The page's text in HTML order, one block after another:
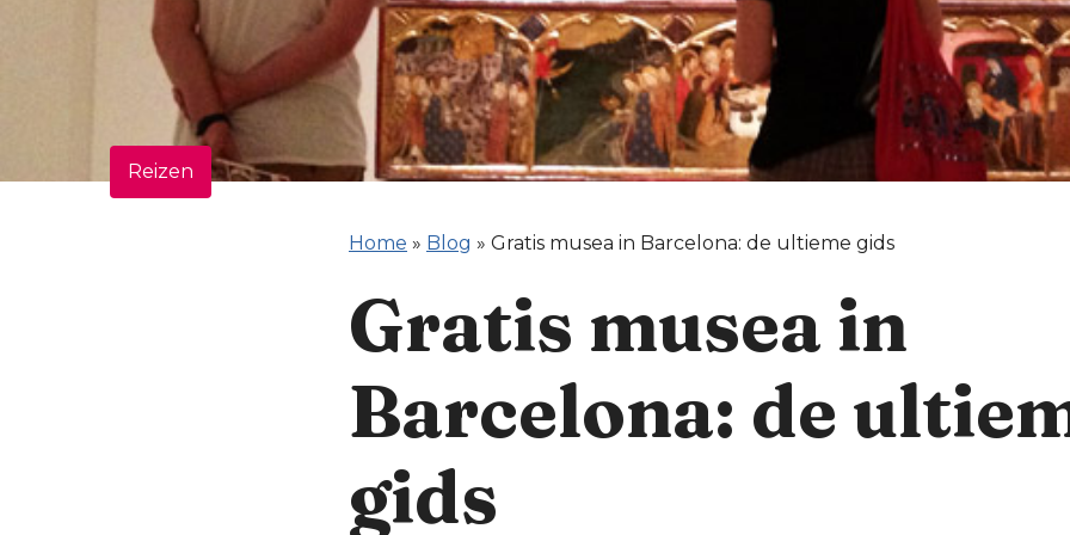
Reizen
Home » Blog » Gratis musea in Barcelona: de ultieme gids
Gratis musea in
Barcelona: de
gids